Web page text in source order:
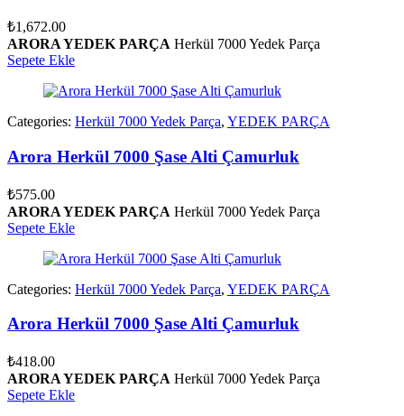
₺1,672.00
ARORA YEDEK PARÇA Herkül 7000 Yedek Parça
Sepete Ekle
Categories: Herkül 7000 Yedek Parça, YEDEK PARÇA
Arora Herkül 7000 Şase Alti Çamurluk
₺575.00
ARORA YEDEK PARÇA Herkül 7000 Yedek Parça
Sepete Ekle
Categories: Herkül 7000 Yedek Parça, YEDEK PARÇA
Arora Herkül 7000 Şase Alti Çamurluk
₺418.00
ARORA YEDEK PARÇA Herkül 7000 Yedek Parça
Sepete Ekle